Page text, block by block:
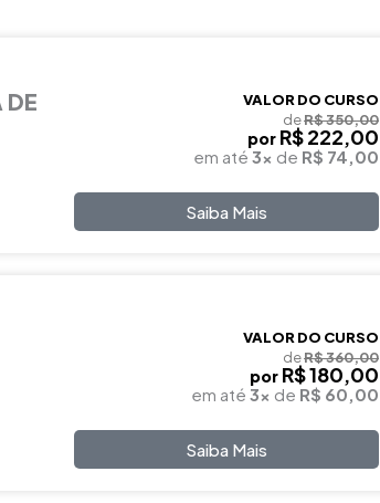
DE
VALOR DO CURSO
deR$ 350,00
por R$ 222,00
em até 3x de R$ 74,00
Saiba Mais
VALOR DO CURSO
deR$ 360,00
por R$ 180,00
em até 3x de R$ 60,00
Saiba Mais